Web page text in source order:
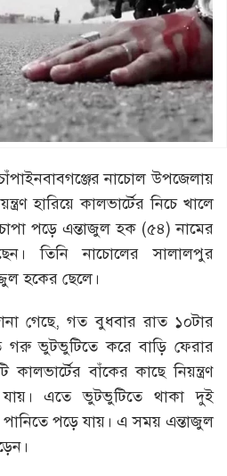
নাচোল উপজেলায়
হারিয়ে কালভার্টের নিচে খালে
পড়ে এন্তাজুল হক (৫৪) নামের
তিনি নাচোলের সালালপুর
হকের ছেলে।
গেছে, গত বুধবার রাত ১০টার
গরু ভুটভুটিতে করে বাড়ি ফেরার
বাঁকের কাছে নিয়ন্ত্রণ
যায়। এতে ভুটভুটিতে থাকা দুই
পড়ে যায়। এ সময় এন্তাজুল